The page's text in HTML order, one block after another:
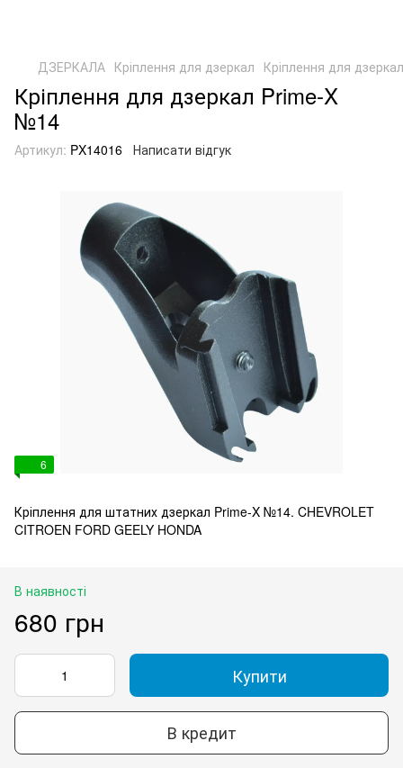
ДЗЕРКАЛА Кріплення для дзеркал Кріплення для
Кріплення для дзеркал Prime-X
№14
Артикул: PX14016 Написати відгук
6
Кріплення для штатних дзеркал Prime-X №14. CHEVROLET
CITROEN FORD GEELY HONDA
В наявності
680 грн
Купити
В кредит